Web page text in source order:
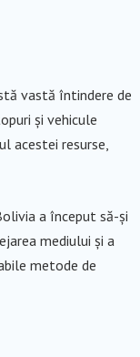
vastă întindere de
și vehicule
acestei resurse,
a început să-și
mediului și a
metode de